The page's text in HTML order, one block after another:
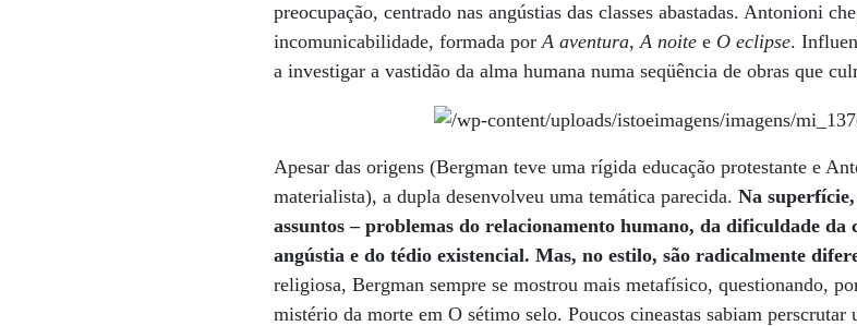
preocupação, centrado nas angústias das classes abastadas. Antonioni
incomunicabilidade, formada porA aventura,A noite e O eclipse.
a investigar a vastidão da alma humana numa seqüência de obras que
Apesar das origens (Bergman teve uma rígida educação protestante e
materialista), a dupla desenvolveu uma temática parecida.Na
assuntos – problemas do relacionamento humano, da dificuldade da
angústia e do tédio existencial. Mas, no estilo, são radicalmente
religiosa, Bergman sempre se mostrou mais metafísico, questionando,
mistério da morte em O sétimo selo. Poucos cineastas sabiam